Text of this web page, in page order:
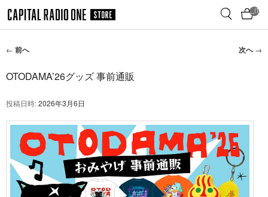
ン
ン
ン
へ
移
投
ビ
ー
ョ
← 前へ 次へ→
OTODAMA’26グッズ 事前通販
投稿日時:2026年3月6日